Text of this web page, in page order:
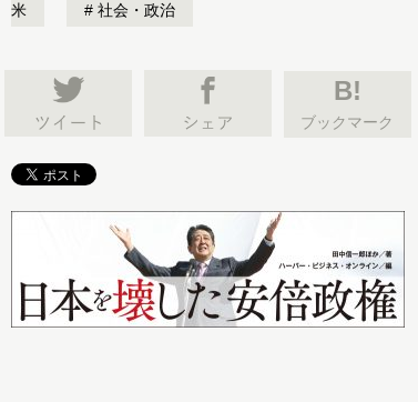
米 社会・政治
B!
ブックマーク